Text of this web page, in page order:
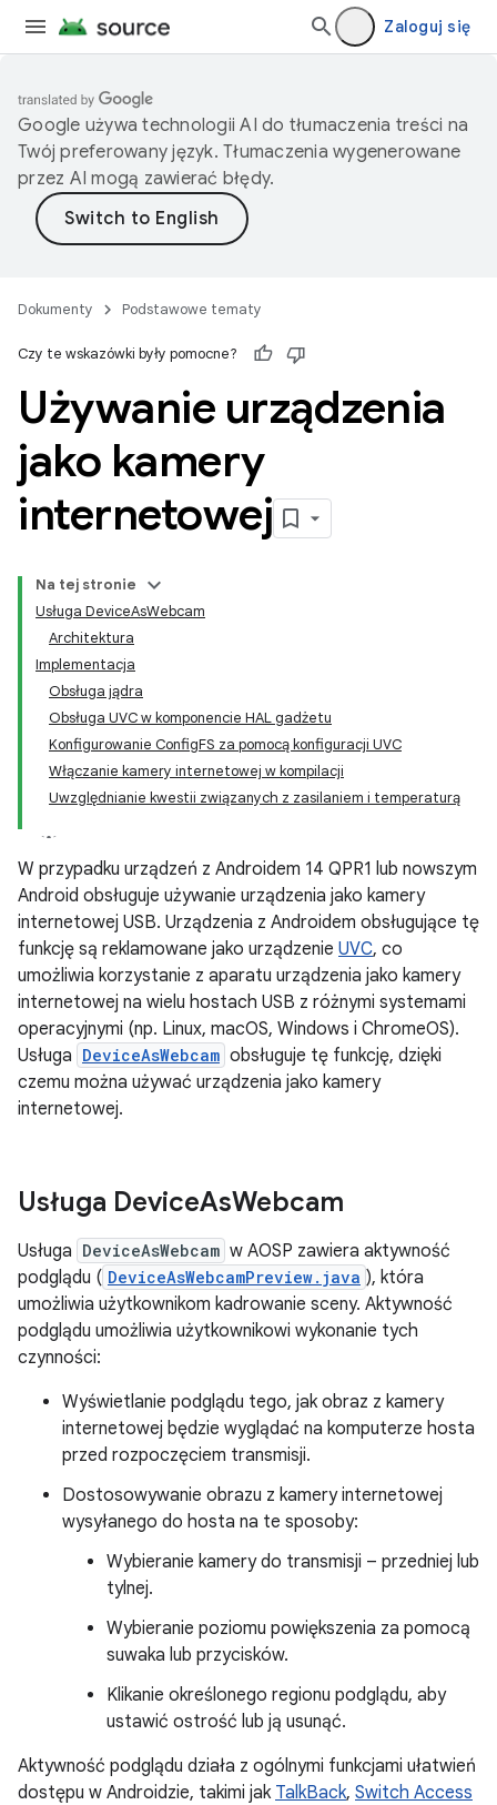
Zaloguj się
Google używa technologii AI do tłumaczenia treści na
Twój preferowany język. Tłumaczenia wygenerowane
przez AI mogą zawierać błędy.
Dokumenty Podstawowe tematy
Czy te wskazówki były pomocne?
Używanie urządzenia
jako kamery
internetowej
Na tej stronie
Usługa DeviceAsWebcam
Architektura
Implementacja
Obsługa jądra
Obsługa UVC w komponencie HAL gadżetu
Konfigurowanie ConfigFS za pomocą konfiguracji UVC
Włączanie kamery internetowej w kompilacji
Uwzględnianie kwestii związanych z zasilaniem i temperaturą
W przypadku urządzeń z Androidem 14 QPR1 lub nowszym
Android obsługuje używanie urządzenia jako kamery
internetowej USB. Urządzenia z Androidem obsługujące tę
funkcję są reklamowane jako urządzenie UVC, co
umożliwia korzystanie z aparatu urządzenia jako kamery
internetowej na wielu hostach USB z różnymi systemami
operacyjnymi (np. Linux, macOS, Windows i ChromeOS).
Usługa DeviceAsWebcam obsługuje tę funkcję, dzięki
czemu można używać urządzenia jako kamery
internetowej.
Usługa DeviceAsWebcam
Usługa DeviceAsWebcam w AOSP zawiera aktywność
podglądu ( DeviceAsWebcamPreview.java ), która
umożliwia użytkownikom kadrowanie sceny. Aktywność
podglądu umożliwia użytkownikowi wykonanie tych
czynności:
Wyświetlanie podglądu tego, jak obraz z kamery
internetowej będzie wyglądać na komputerze hosta
przed rozpoczęciem transmisji.
Dostosowywanie obrazu z kamery internetowej
wysyłanego do hosta na te sposoby:
Wybieranie kamery do transmisji – przedniej lub
tylnej.
Wybieranie poziomu powiększenia za pomocą
suwaka lub przycisków.
Klikanie określonego regionu podglądu, aby
ustawić ostrość lub ją usunąć.
Aktywność podglądu działa z ogólnymi funkcjami ułatwień
dostępu w Androidzie, takimi jak TalkBack, Switch Access